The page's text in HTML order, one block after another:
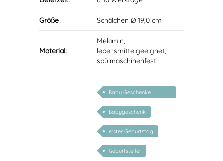
Größe Schälchen Ø 19,0 cm
Material:
Melamin,
lebensmittelgeeignet,
spülmaschinenfest
Baby Geschenke
personalisierbar
Babygeschenk
erster Geburtstag
Geburtsteller